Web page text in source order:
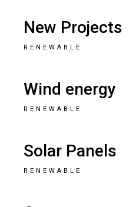
New Projects
RENEWABLE
Wind energy
RENEWABLE
Solar Panels
RENEWABLE